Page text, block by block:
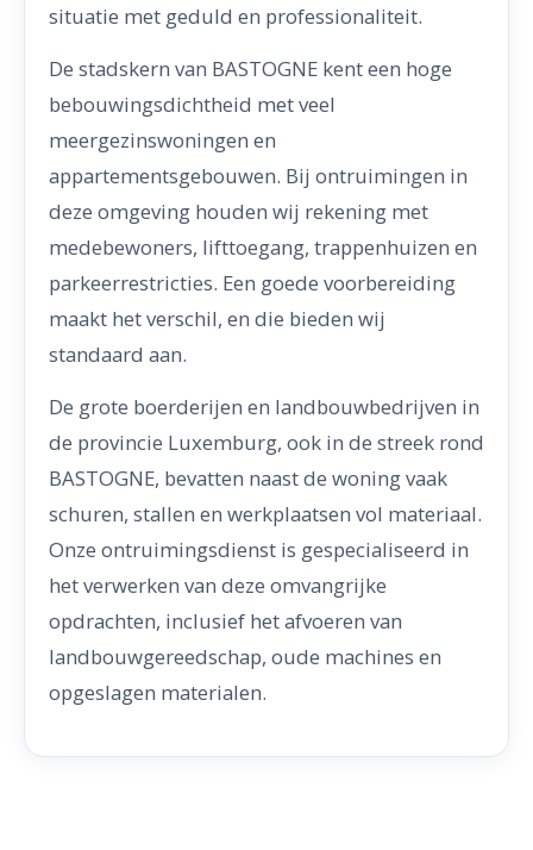
situatie met geduld en professionaliteit.
De stadskern van BASTOGNE kent een hoge
bebouwingsdichtheid met veel
meergezinswoningen en
appartementsgebouwen. Bij ontruimingen in
deze omgeving houden wij rekening met
medebewoners, lifttoegang, trappenhuizen en
parkeerrestricties. Een goede voorbereiding
maakt het verschil, en die bieden wij
standaard aan.
De grote boerderijen en landbouwbedrijven in
de provincie Luxemburg, ook in de streek rond
BASTOGNE, bevatten naast de woning vaak
schuren, stallen en werkplaatsen vol materiaal.
Onze ontruimingsdienst is gespecialiseerd in
het verwerken van deze omvangrijke
opdrachten, inclusief het afvoeren van
landbouwgereedschap, oude machines en
opgeslagen materialen.